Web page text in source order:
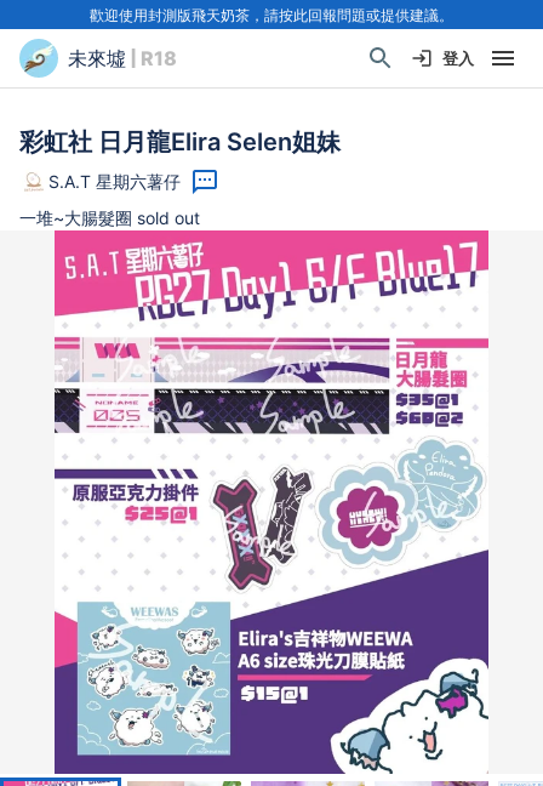
歡迎使用封測版飛天奶茶，請按此回報問題或提供建議。
未來墟 | R18 登入
彩虹社 日月龍Elira Selen姐妹
S.A.T 星期六薯仔
一堆~大腸髮圈 sold out